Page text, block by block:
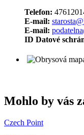
Telefon:
E-mail:
E-mail:
ID Datové
Mohlo by vás
Czech Point